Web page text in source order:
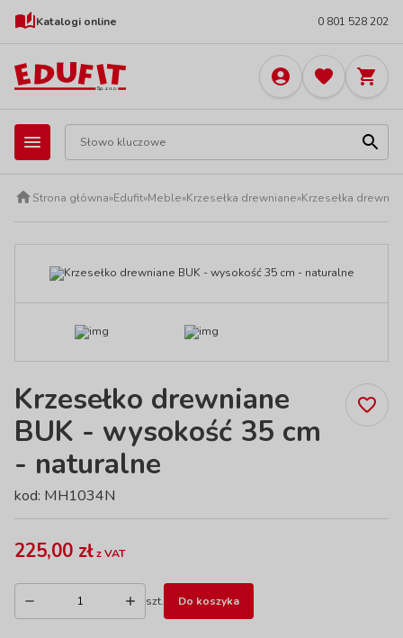
Katalogi online 0 801 528 202
Strona główna»Edufit»Meble»Krzesełka drewniane»Krzesełka
Krzesełko drewniane
BUK - wysokość 35 cm
- naturalne
kod: MH1034N
225,00 złz VAT
szt. Do koszyka